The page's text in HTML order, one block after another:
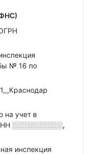
№ 16 по
на учет в
░░░░░░░░░░,
инспекция